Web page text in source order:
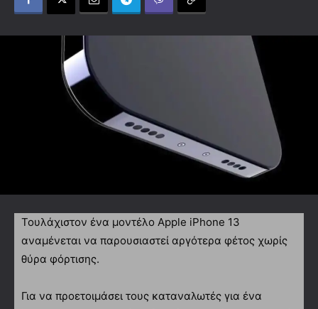
Τουλάχιστον ένα μοντέλο Apple iPhone 13
αναμένεται να παρουσιαστεί αργότερα φέτος χωρίς
θύρα φόρτισης.
Για να προετοιμάσει τους καταναλωτές για ένα